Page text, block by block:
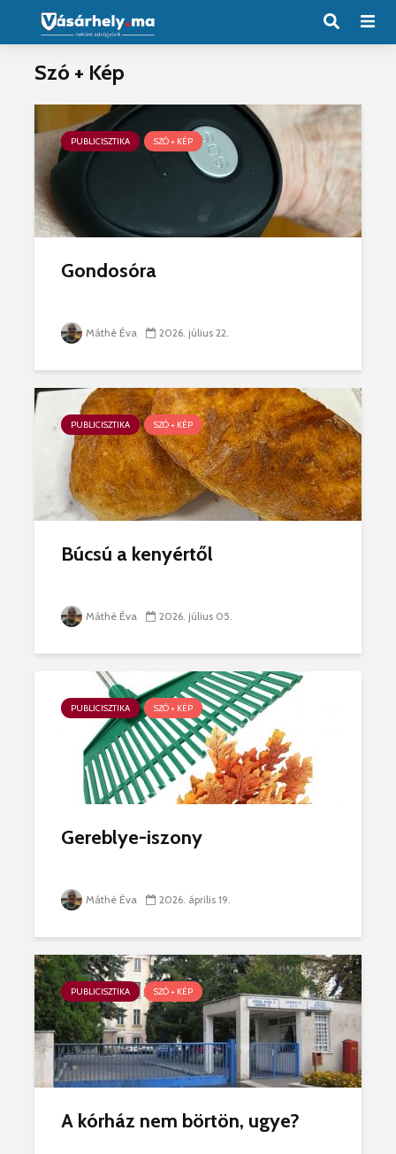
Szó + Kép
PUBLICISZTIKA SZÓ + KÉP
Gondosóra
Máthé Éva 2026. július 22.
PUBLICISZTIKA SZÓ + KÉP
Búcsú a kenyértől
Máthé Éva 2026. július 05.
PUBLICISZTIKA SZÓ + KÉP
Gereblye-iszony
Máthé Éva 2026. április 19.
PUBLICISZTIKA SZÓ + KÉP
A kórház nem börtön, ugye?